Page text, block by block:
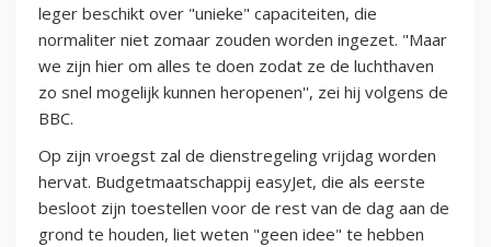
leger beschikt over "unieke" capaciteiten, die
normaliter niet zomaar zouden worden ingezet. "Maar
we zijn hier om alles te doen zodat ze de luchthaven
zo snel mogelijk kunnen heropenen'', zei hij volgens de
BBC.
Op zijn vroegst zal de dienstregeling vrijdag worden
hervat. Budgetmaatschappij easyJet, die als eerste
besloot zijn toestellen voor de rest van de dag aan de
grond te houden, liet weten "geen idee" te hebben